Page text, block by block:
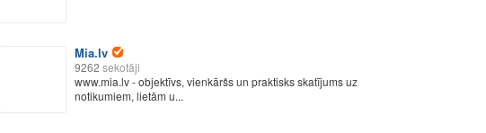
Mia.lv
9262 sekotāji
www.mia.lv - objektīvs, vienkāršs un praktisks skatījums uz
notikumiem, lietām u...